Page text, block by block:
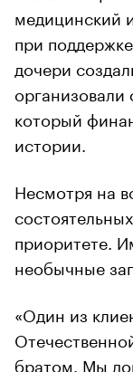
медицинский
при
дочери
организовали
который
истории.
Несмотря на
приоритете.
необычные
«Один из
братом. Мы